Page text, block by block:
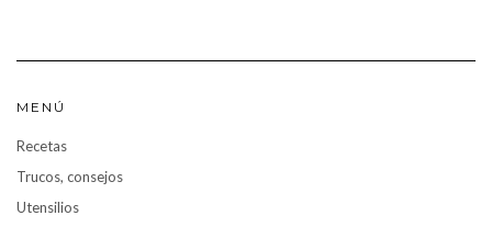
MENÚ
Recetas
Trucos, consejos
Utensilios